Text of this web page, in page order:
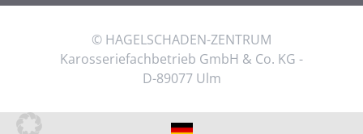
© HAGELSCHADEN-ZENTRUM
Karosseriefachbetrieb GmbH & Co. KG -
D-89077 Ulm